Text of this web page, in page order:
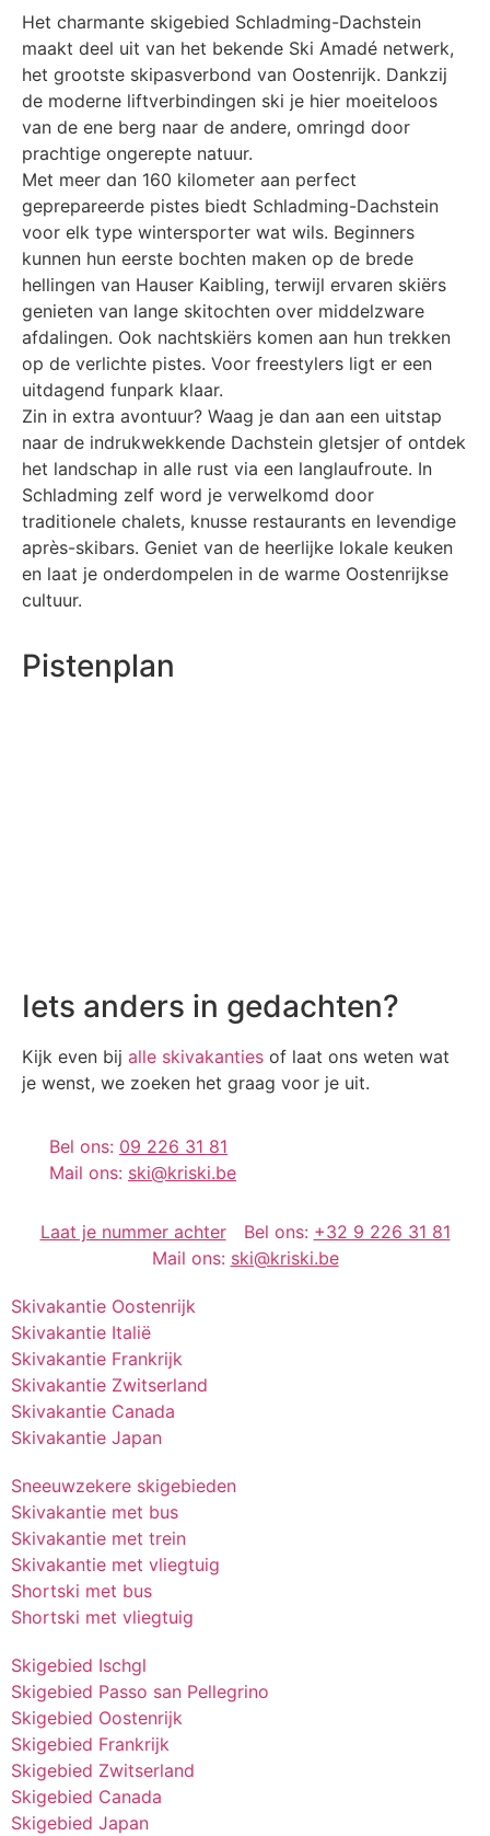
Het charmante skigebied Schladming-Dachstein
maakt deel uit van het bekende Ski Amadé netwerk,
het grootste skipasverbond van Oostenrijk. Dankzij
de moderne liftverbindingen ski je hier moeiteloos
van de ene berg naar de andere, omringd door
prachtige ongerepte natuur.
Met meer dan 160 kilometer aan perfect
geprepareerde pistes biedt Schladming-Dachstein
voor elk type wintersporter wat wils. Beginners
kunnen hun eerste bochten maken op de brede
hellingen van Hauser Kaibling, terwijl ervaren skiërs
genieten van lange skitochten over middelzware
afdalingen. Ook nachtskiërs komen aan hun trekken
op de verlichte pistes. Voor freestylers ligt er een
uitdagend funpark klaar.
Zin in extra avontuur? Waag je dan aan een uitstap
naar de indrukwekkende Dachstein gletsjer of ontdek
het landschap in alle rust via een langlaufroute. In
Schladming zelf word je verwelkomd door
traditionele chalets, knusse restaurants en levendige
après-skibars. Geniet van de heerlijke lokale keuken
en laat je onderdompelen in de warme Oostenrijkse
cultuur.
Pistenplan
Iets anders in gedachten?
Kijk even bij alle skivakanties of laat ons weten wat
je wenst, we zoeken het graag voor je uit.
Bel ons: 09 226 31 81
Mail ons: ski@kriski.be
Laat je nummer achter Bel ons: +32 9 226 31 81
Mail ons: ski@kriski.be
Skivakantie Oostenrijk
Skivakantie Italië
Skivakantie Frankrijk
Skivakantie Zwitserland
Skivakantie Canada
Skivakantie Japan
Sneeuwzekere skigebieden
Skivakantie met bus
Skivakantie met trein
Skivakantie met vliegtuig
Shortski met bus
Shortski met vliegtuig
Skigebied Ischgl
Skigebied Passo san Pellegrino
Skigebied Oostenrijk
Skigebied Frankrijk
Skigebied Zwitserland
Skigebied Canada
Skigebied Japan